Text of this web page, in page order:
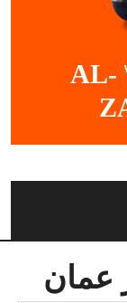
الزعبي للسفريات \ AL-
عمان